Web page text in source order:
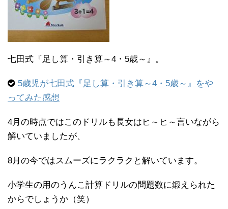
七田式『足し算・引き算～4・5歳～』。
5歳児が七田式『足し算・引き算～4・5歳～』をや
ってみた感想
4月の時点ではこのドリルも長女はヒ～ヒ～言いながら
解いていましたが、
8月の今ではスムーズにラクラクと解いています。
小学生の用のうんこ計算ドリルの問題数に鍛えられた
からでしょうか（笑）